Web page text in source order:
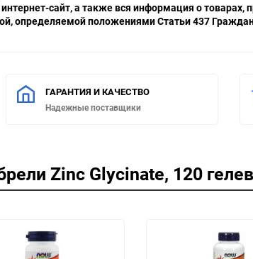
сайт, а также вся информация о
определяемой положениями Статьи 437
ГАРАНТИЯ И КАЧЕСТВО
Надежные поставщики
Zinc Glycinate, 120